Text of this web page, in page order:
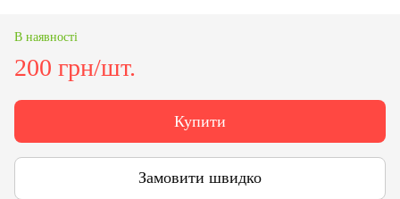
В наявності
200 грн/шт.
Купити
Замовити швидко